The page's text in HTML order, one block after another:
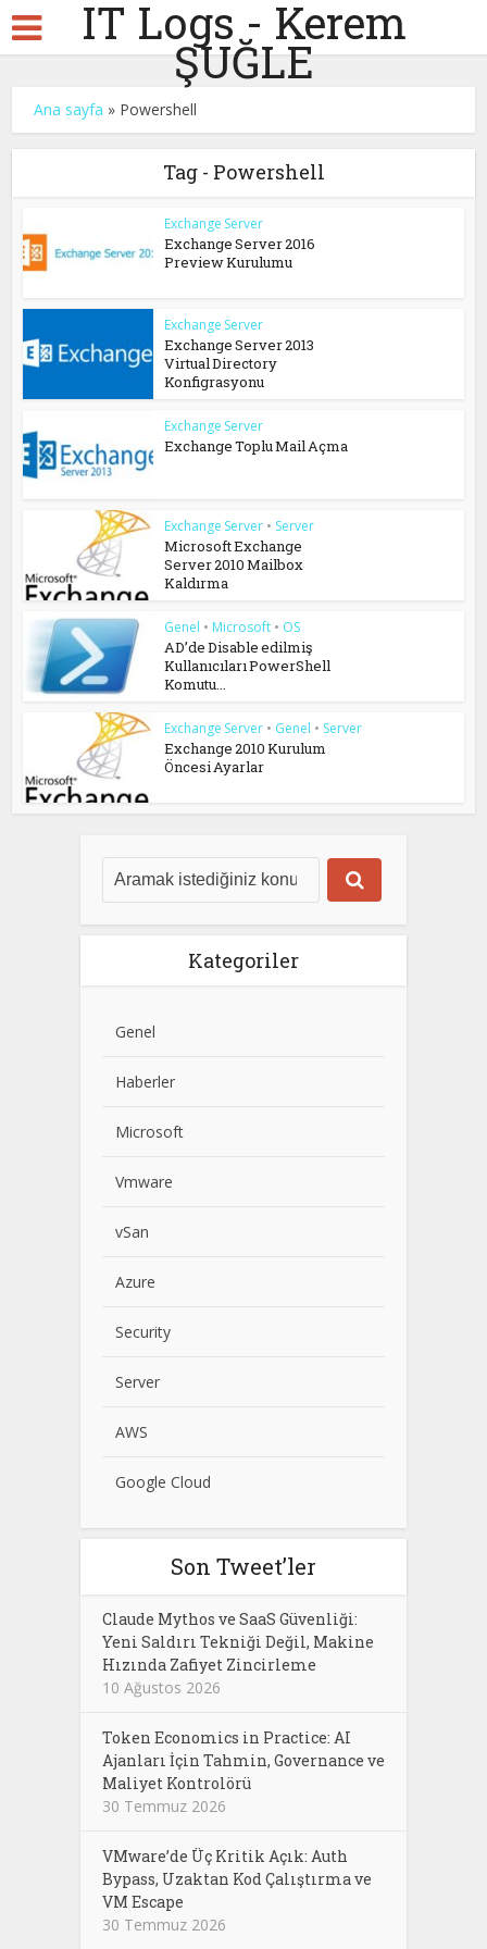
IT Logs - Kerem
ŞUĞLE
Ana sayfa » Powershell
Tag - Powershell
Exchange Server
Exchange Server 2016
Preview Kurulumu
Exchange Server
Exchange Server 2013
Virtual Directory
Konfigrasyonu
Exchange Server
Exchange Toplu Mail Açma
Exchange Server • Server
Microsoft Exchange
Server 2010 Mailbox
Kaldırma
Genel • Microsoft • OS
AD’de Disable edilmiş
Kullanıcıları PowerShell
Komutu...
Exchange Server • Genel • Server
Exchange 2010 Kurulum
Öncesi Ayarlar
Kategoriler
Genel
Haberler
Microsoft
Vmware
vSan
Azure
Security
Server
AWS
Google Cloud
Son Tweet’ler
Claude Mythos ve SaaS Güvenliği:
Yeni Saldırı Tekniği Değil, Makine
Hızında Zafiyet Zincirleme
10 Ağustos 2026
Token Economics in Practice: AI
Ajanları İçin Tahmin, Governance ve
Maliyet Kontrolörü
30 Temmuz 2026
VMware’de Üç Kritik Açık: Auth
Bypass, Uzaktan Kod Çalıştırma ve
VM Escape
30 Temmuz 2026